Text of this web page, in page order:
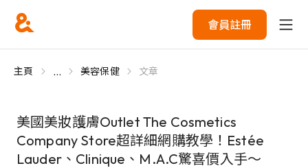
會員註冊
主頁 ... 美容保健 文章
美國美妝護膚Outlet The Cosmetics
Company Store超詳細網購教學！Estée
Lauder、Clinique、M.A.C驚喜價入手～